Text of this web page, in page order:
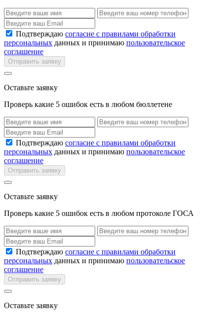
Подтверждаю согласие с правилами обработки
персональных данных и принимаю пользовательское
соглашение
Отправить заявку
Оставьте заявку
Проверь какие 5 ошибок есть в любом бюллетене
Подтверждаю согласие с правилами обработки
персональных данных и принимаю пользовательское
соглашение
Отправить заявку
Оставьте заявку
Проверь какие 5 ошибок есть в любом протоколе ГОСА
Подтверждаю согласие с правилами обработки
персональных данных и принимаю пользовательское
соглашение
Отправить заявку
Оставьте заявку